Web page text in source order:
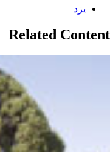
Categories:
یزد
Related Content